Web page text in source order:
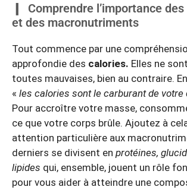
Comprendre l’importance
et des macronutriments
Tout commence par une
approfondie des calories. Elles ne
toutes mauvaises, bien au contraire.
« les calories sont le carburant de votre
Pour accroître votre masse,
ce que votre corps brûle. Ajoutez à
attention particulière aux
derniers se divisent en protéines,
lipides qui, ensemble, jouent un rôle
pour vous aider à atteindre une